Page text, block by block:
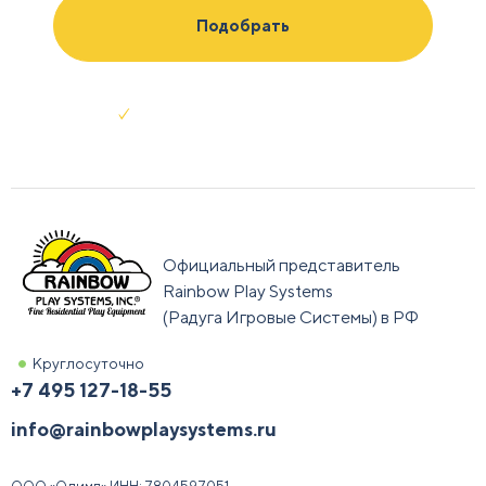
Официальный представитель
Rainbow Play Systems
(Радуга Игровые Системы) в РФ
Круглосуточно
+7 495 127-18-55
info@rainbowplaysystems.ru